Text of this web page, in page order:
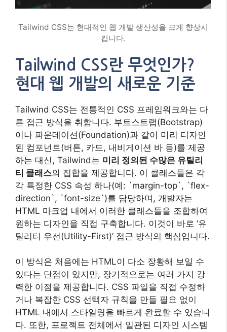
Tailwind CSS는 현대적인 웹 개발 생산성을 크게 향상시
킵니다.
Tailwind CSS란 무엇인가?
현대 웹 개발의 새로운 기준
Tailwind CSS는 전통적인 CSS 프레임워크와는 다
른 접근 방식을 취합니다. 부트스트랩(Bootstrap)
이나 파운데이션(Foundation)과 같이 미리 디자인
된 컴포넌트(버튼, 카드, 내비게이션 바 등)를 제공
하는 대신, Tailwind는 미리 정의된 수많은 유틸리
티 클래스의 집합을 제공합니다. 이 클래스들은 각
각 특정한 CSS 속성 하나(예: `margin-top`, `flex-
direction`, `font-size`)를 담당하며, 개발자는
HTML 마크업 내에서 이러한 클래스들을 조합하여
원하는 디자인을 직접 구축합니다. 이것이 바로 ‘유
틸리티 우선(Utility-First)’ 접근 방식의 핵심입니다.
이 방식은 처음에는 HTML이 다소 장황해 보일 수
있다는 단점이 있지만, 장기적으로는 여러 가지 강
력한 이점을 제공합니다. CSS 파일을 직접 수정하
거나 복잡한 CSS 선택자 규칙을 만들 필요 없이
HTML 내에서 스타일링을 빠르게 완료할 수 있습니
다. 또한, 프로젝트 전체에서 일관된 디자인 시스템